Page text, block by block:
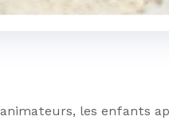
animateurs, les enfants